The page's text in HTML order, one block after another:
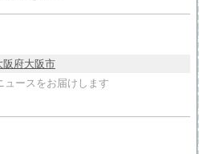
阪府大阪市
ュースをお届けします